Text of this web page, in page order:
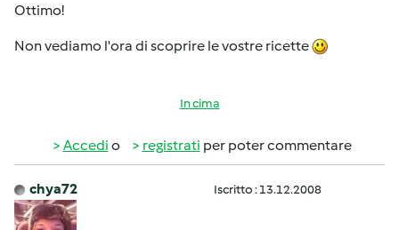
Ottimo!
Non vediamo l'ora di scoprire le vostre ricette
In cima
Accedi o registrati per poter commentare
chya72 Iscritto : 13.12.2008